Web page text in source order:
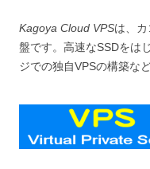
Kagoya Cloud VPSは、
盤です。高速なSSDをは
ジでの独自VPSの構築な